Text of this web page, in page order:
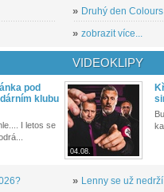
» Druhý den
» zobrazit více...
pod
klubu
I letos se
VIDEOKLIPY
04.08.
» Lenny se už